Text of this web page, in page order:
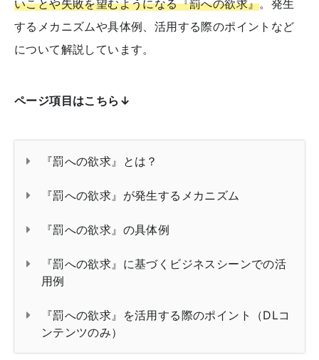
いことや失敗を望むようになる『罰への欲求』。発生
するメカニズムや具体例、活用する際のポイントなど
について解説しています。
ページ項目はこちら↓
『罰への欲求』とは？
『罰への欲求』が発生するメカニズム
『罰への欲求』の具体例
『罰への欲求』に基づくビジネスシーンでの活
用例
『罰への欲求』を活用する際のポイント（DLコ
ンテンツのみ）